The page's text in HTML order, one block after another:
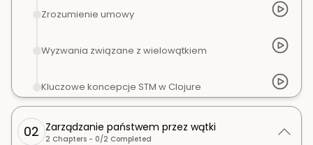
Zrozumienie umowy
Wyzwania związane z wielowątkiem
Kluczowe koncepcje STM w Clojure
02 Zarządzanie państwem przez wątki
2 Chapters - 0/2 Completed